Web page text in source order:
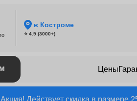
в Костроме
⭐ 4.9 (3000+)
Цены
Акция! Действует скидка в